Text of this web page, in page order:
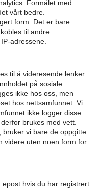
Formålet med
vårt bedre.
form. Det er bare
til andre
adressene.
til å videresende lenker
på sosiale
ikke hos oss, men
hos nettsamfunnet. Vi
ikke logger disse
brukes med vett.
bruker vi bare de oppgitte
videre uten noen form for
hvis du har registrert